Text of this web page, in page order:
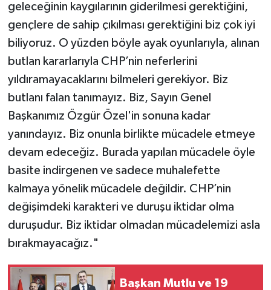
geleceğinin kaygılarının giderilmesi gerektiğini,
gençlere de sahip çıkılması gerektiğini biz çok iyi
biliyoruz. O yüzden böyle ayak oyunlarıyla, alınan
butlan kararlarıyla CHP’nin neferlerini
yıldıramayacaklarını bilmeleri gerekiyor. Biz
butlanı falan tanımayız. Biz, Sayın Genel
Başkanımız Özgür Özel'in sonuna kadar
yanındayız. Biz onunla birlikte mücadele etmeye
devam edeceğiz. Burada yapılan mücadele öyle
basite indirgenen ve sadece muhalefette
kalmaya yönelik mücadele değildir. CHP’nin
değişimdeki karakteri ve duruşu iktidar olma
duruşudur. Biz iktidar olmadan mücadelemizi asla
bırakmayacağız."
Başkan Mutlu ve 19